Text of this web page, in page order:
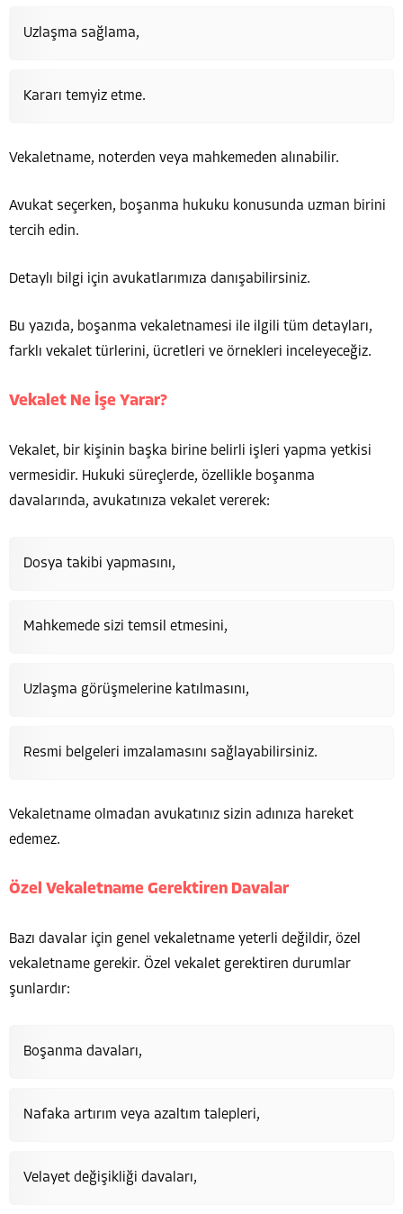
Uzlaşma sağlama,
Kararı temyiz etme.
Vekaletname, noterden veya mahkemeden alınabilir.
Avukat seçerken, boşanma hukuku konusunda uzman birini
tercih edin.
Detaylı bilgi için avukatlarımıza danışabilirsiniz.
Bu yazıda, boşanma vekaletnamesi ile ilgili tüm detayları,
farklı vekalet türlerini, ücretleri ve örnekleri inceleyeceğiz.
Vekalet Ne İşe Yarar?
Vekalet, bir kişinin başka birine belirli işleri yapma yetkisi
vermesidir. Hukuki süreçlerde, özellikle boşanma
davalarında, avukatınıza vekalet vererek:
Dosya takibi yapmasını,
Mahkemede sizi temsil etmesini,
Uzlaşma görüşmelerine katılmasını,
Resmi belgeleri imzalamasını sağlayabilirsiniz.
Vekaletname olmadan avukatınız sizin adınıza hareket
edemez.
Özel Vekaletname Gerektiren Davalar
Bazı davalar için genel vekaletname yeterli değildir, özel
vekaletname gerekir. Özel vekalet gerektiren durumlar
şunlardır:
Boşanma davaları,
Nafaka artırım veya azaltım talepleri,
Velayet değişikliği davaları,